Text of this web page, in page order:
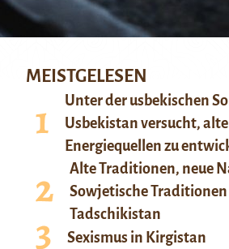
MEISTGELESEN
Unter der usbekischen
Usbekistan versucht,
Energiequellen zu
Alte Traditionen, neue
Sowjetische
Tadschikistan
Sexismus in Kirgistan